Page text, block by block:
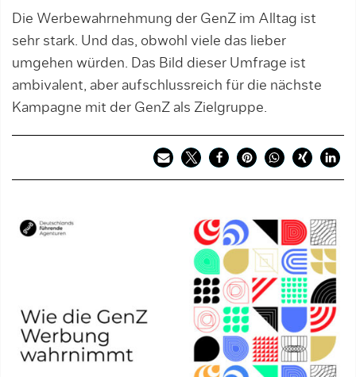
Die Werbewahrnehmung der GenZ im Alltag ist
sehr stark. Und das, obwohl viele das lieber
umgehen würden. Das Bild dieser Umfrage ist
ambivalent, aber aufschlussreich für die nächste
Kampagne mit der GenZ als Zielgruppe.